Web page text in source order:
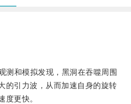
和模拟发现，黑洞在吞噬周围
的引力波，从而加速自身的旋转
度更快。